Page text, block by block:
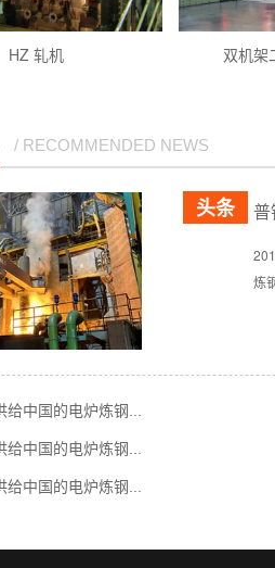
HZ 轧机 双机架
/ RECOMMENDED NEWS
普
炼
给中国的电炉炼钢...
给中国的电炉炼钢...
给中国的电炉炼钢...